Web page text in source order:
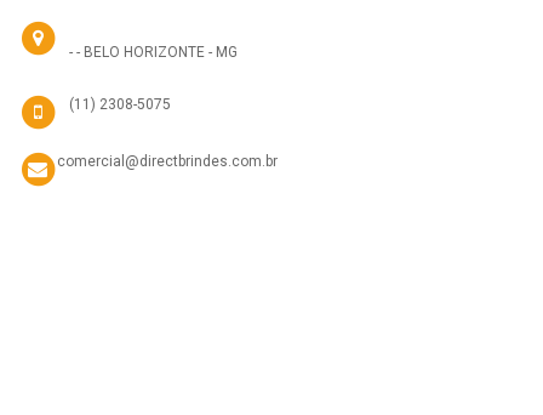
- - BELO HORIZONTE - MG
(11) 2308-5075
comercial@directbrindes.com.br